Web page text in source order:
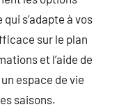
s’adapte à vos
sur le plan
et l’aide de
espace de vie
saisons.